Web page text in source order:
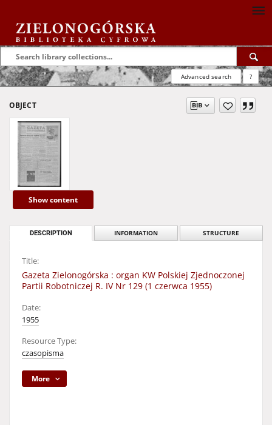
Advanced search ?
OBJECT
Show content
DESCRIPTION INFORMATION STRUCTURE
Title:
Gazeta Zielonogórska : organ KW Polskiej Zjednoczonej
Partii Robotniczej R. IV Nr 129 (1 czerwca 1955)
Date:
1955
Resource Type:
czasopisma
More